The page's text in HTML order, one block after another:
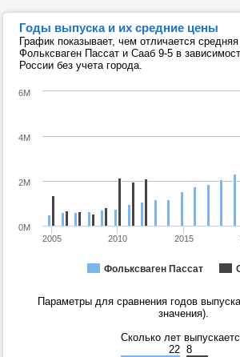
Годы выпуска и их средние цены
График показывает, чем отличается
Фольксваген Пассат и Сааб 9-5 в
России без учета города.
Фольксваген Пассат
2005 2010 2015
0M
2M
4M
6M
Параметры для сравнения годов
значения).
Сколько лет
22 8